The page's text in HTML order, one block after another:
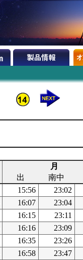
月
出 南中
15:56 23:02
16:07 23:04
16:15 23:11
16:16 23:09
16:35 23:26
16:58 23:47